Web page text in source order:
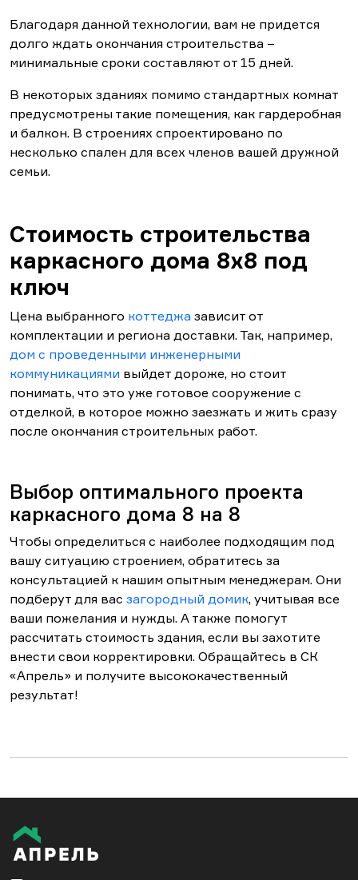
Благодаря данной технологии, вам не придется
долго ждать окончания строительства –
минимальные сроки составляют от 15 дней.
В некоторых зданиях помимо стандартных комнат
предусмотрены такие помещения, как гардеробная
и балкон. В строениях спроектировано по
несколько спален для всех членов вашей дружной
семьи.
Стоимость строительства
каркасного дома 8х8 под
ключ
Цена выбранного коттеджа зависит от
комплектации и региона доставки. Так, например,
дом с проведенными инженерными
коммуникациями выйдет дороже, но стоит
понимать, что это уже готовое сооружение с
отделкой, в которое можно заезжать и жить сразу
после окончания строительных работ.
Выбор оптимального проекта
каркасного дома 8 на 8
Чтобы определиться с наиболее подходящим под
вашу ситуацию строением, обратитесь за
консультацией к нашим опытным менеджерам. Они
подберут для вас загородный домик, учитывая все
ваши пожелания и нужды. А также помогут
рассчитать стоимость здания, если вы захотите
внести свои корректировки. Обращайтесь в СК
«Апрель» и получите высококачественный
результат!